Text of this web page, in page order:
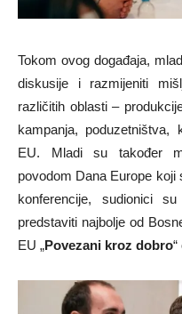
Tokom ovog događaja,
diskusije i razmijeniti
različitih oblasti –
kampanja, poduzetništva,
EU. Mladi su također
povodom Dana Europe koji
konferencije, sudionici
predstaviti najbolje od
EU „Povezani kroz dobro